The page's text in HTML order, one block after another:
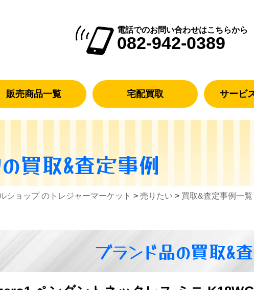
電話でのお問い合わせはこちらから
082-942-0389
販売商品一覧 宅配買取 サービ
の買取&査定事例
ショップ のトレジャーマーケット > 売りたい > 買取&査定事例一覧
ブランド品の買取&